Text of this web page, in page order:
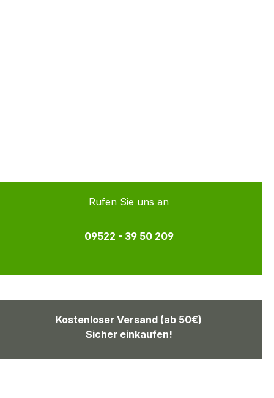
Rufen Sie uns an
09522 - 39 50 209
Kostenloser Versand (ab 50€)
Sicher einkaufen!